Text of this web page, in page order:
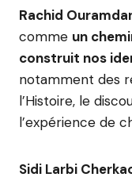
Rachid
comme un
construit nos
notamment des
l’Histoire, le
l’expérience de
Sidi Larbi